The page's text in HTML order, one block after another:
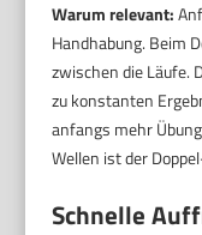
Warum relevant:
Handhabung. Beim
zwischen die Läufe.
zu konstanten
anfangs mehr
Wellen ist der
Schnelle